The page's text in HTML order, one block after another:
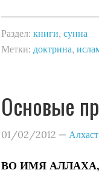
Раздел: книги, сунна
Метки: доктрина,
Основые
01/02/2012 — Алхаст
ВО ИМЯ